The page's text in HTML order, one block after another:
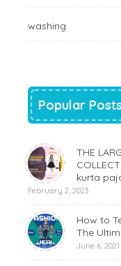
washing
Popular Posts
THE
kurta
February 2, 2023
How to
The
June 6, 2021